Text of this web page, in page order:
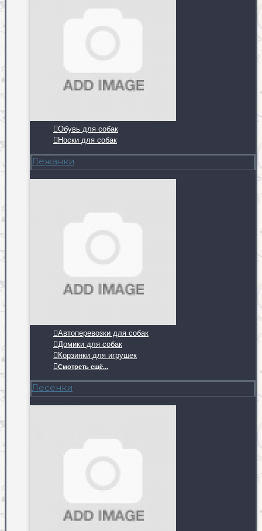
Обувь для собак
Носки для собак
Лежанки
Автоперевозки для собак
Домики для собак
Корзинки для игрушек
Смотреть ещё...
Лесенки